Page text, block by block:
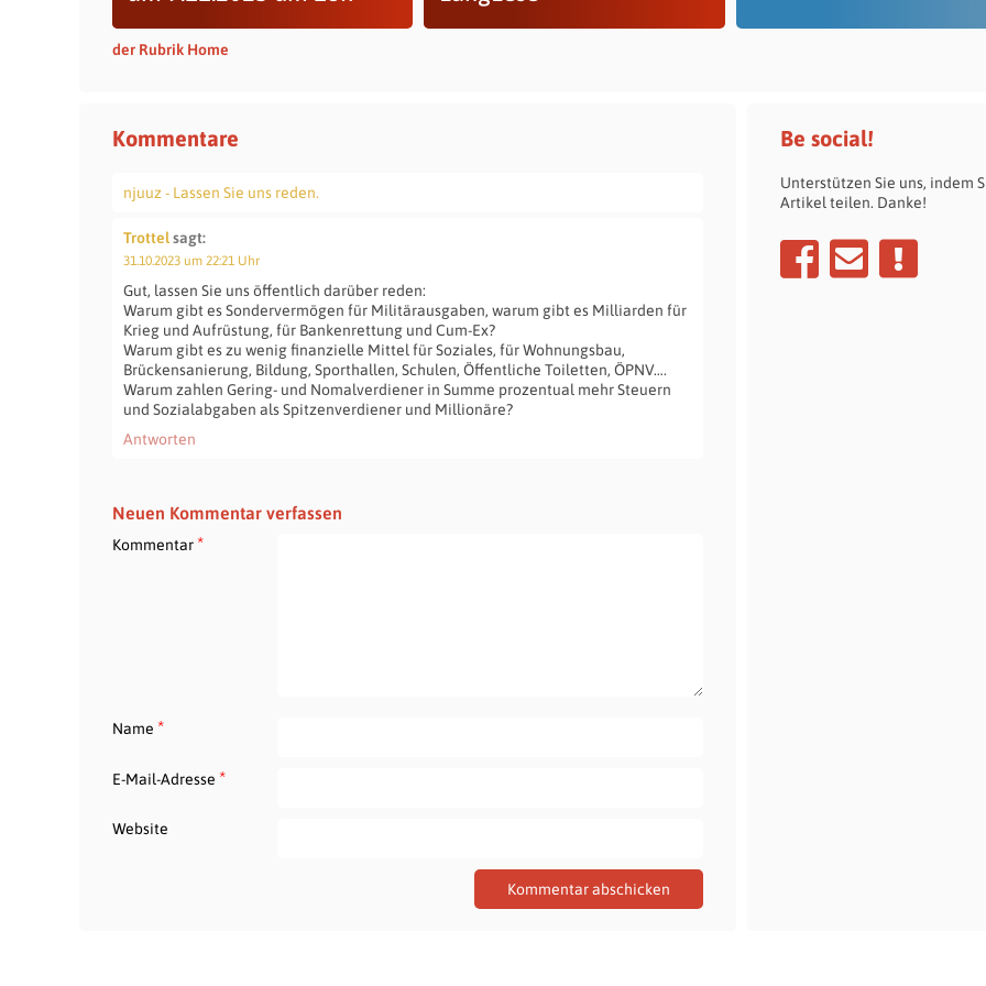
der Rubrik Home
Kommentare
njuuz - Lassen Sie uns reden.
Trottelsagt:
31.10.2023 um 22:21 Uhr
Gut, lassen Sie uns öffentlich darüber reden:
Warum gibt es Sondervermögen für Militärausgaben, warum gibt es Milliarden für
Krieg und Aufrüstung, für Bankenrettung und Cum-Ex?
Warum gibt es zu wenig finanzielle Mittel für Soziales, für Wohnungsbau,
Brückensanierung, Bildung, Sporthallen, Schulen, Öffentliche Toiletten, ÖPNV….
Warum zahlen Gering- und Nomalverdiener in Summe prozentual mehr Steuern
und Sozialabgaben als Spitzenverdiener und Millionäre?
Antworten
Neuen Kommentar verfassen
Kommentar*
Name *
E-Mail-Adresse *
Website
Be social!
Unterstützen Sie uns, indem
Artikel teilen. Danke!